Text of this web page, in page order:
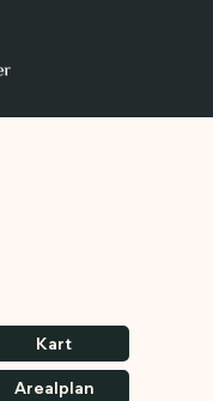
Kart
Arealplan